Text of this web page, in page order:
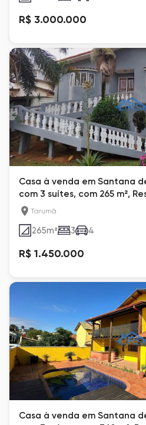
R$ 3.000.000
Casa à venda em Santana
com 3 suítes, com 265 m²,
Tarumã
265m² 3 4
R$ 1.450.000
Casa à venda em Santana